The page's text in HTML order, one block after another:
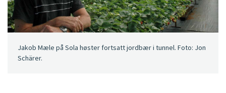
Jakob Mæle på Sola høster fortsatt jordbær i tunnel. Foto: Jon
Schärer.